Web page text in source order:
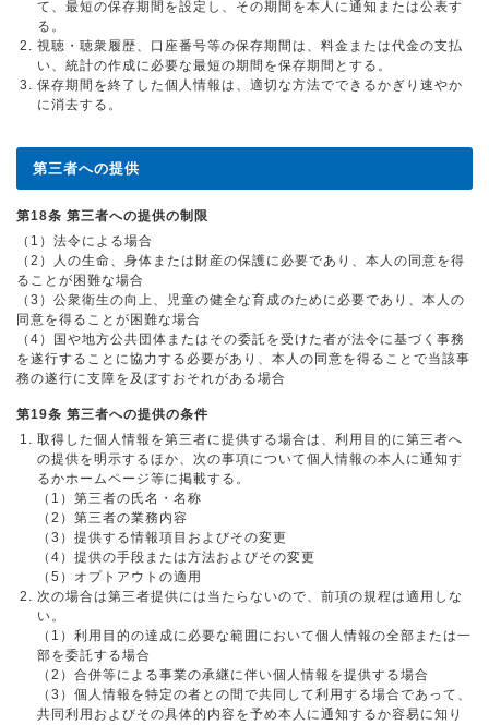
て、最短の保存期間を設定し、その期間を本人に通知または公表す
る。
視聴・聴衆履歴、口座番号等の保存期間は、料金または代金の支払
い、統計の作成に必要な最短の期間を保存期間とする。
保存期間を終了した個人情報は、適切な方法でできるかぎり速やか
に消去する。
第三者への提供
第18条 第三者への提供の制限
（1）法令による場合
（2）人の生命、身体または財産の保護に必要であり、本人の同意を得
ることが困難な場合
（3）公衆衛生の向上、児童の健全な育成のために必要であり、本人の
同意を得ることが困難な場合
（4）国や地方公共団体またはその委託を受けた者が法令に基づく事務
を遂行することに協力する必要があり、本人の同意を得ることで当該事
務の遂行に支障を及ぼすおそれがある場合
第19条 第三者への提供の条件
取得した個人情報を第三者に提供する場合は、利用目的に第三者へ
の提供を明示するほか、次の事項について個人情報の本人に通知す
るかホームページ等に掲載する。
（1）第三者の氏名・名称
（2）第三者の業務内容
（3）提供する情報項目およびその変更
（4）提供の手段または方法およびその変更
（5）オプトアウトの適用
次の場合は第三者提供には当たらないので、前項の規程は適用しな
い。
（1）利用目的の達成に必要な範囲において個人情報の全部または一
部を委託する場合
（2）合併等による事業の承継に伴い個人情報を提供する場合
（3）個人情報を特定の者との間で共同して利用する場合であって、
共同利用およびその具体的内容を予め本人に通知するか容易に知り